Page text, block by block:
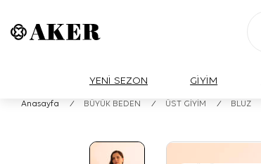
YENİ SEZON GİYİM
Anasayfa / BÜYÜK BEDEN / ÜST GİYİM / BLUZ